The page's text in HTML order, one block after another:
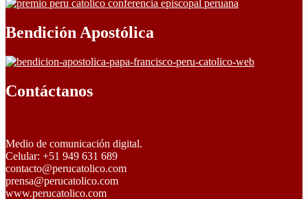
Bendición Apostólica
Contáctanos
Medio de comunicación digital.
Celular: +51 949 631 689
contacto@perucatolico.com
prensa@perucatolico.com
www.perucatolico.com